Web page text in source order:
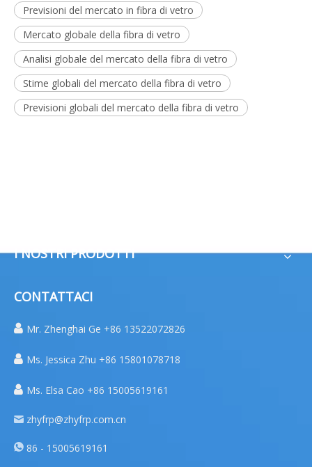
Previsioni del mercato in fibra di vetro
Mercato globale della fibra di vetro
Analisi globale del mercato della fibra di vetro
Stime globali del mercato della fibra di vetro
Previsioni globali del mercato della fibra di vetro
I NOSTRI PRODOTTI
CONTATTACI
 Mr. Zhenghai Ge +86 13522072826
 Ms. Jessica Zhu +86 15801078718
 Ms. Elsa Cao +86 15005619161
zhyfrp@zhyfrp.com.cn
86 - 15005619161